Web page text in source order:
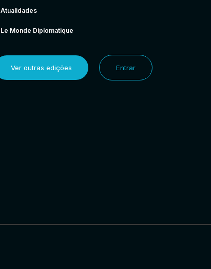
Atualidades
Le Monde Diplomatique
Ver outras edições Entrar